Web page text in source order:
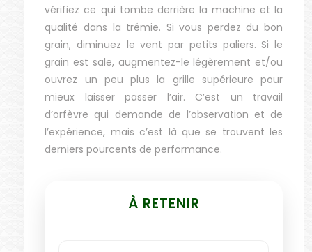
vérifiez ce qui tombe derrière la machine et la
qualité dans la trémie. Si vous perdez du bon
grain, diminuez le vent par petits paliers. Si le
grain est sale, augmentez-le légèrement et/ou
ouvrez un peu plus la grille supérieure pour
mieux laisser passer l’air. C’est un travail
d’orfèvre qui demande de l’observation et de
l’expérience, mais c’est là que se trouvent les
derniers pourcents de performance.
À RETENIR